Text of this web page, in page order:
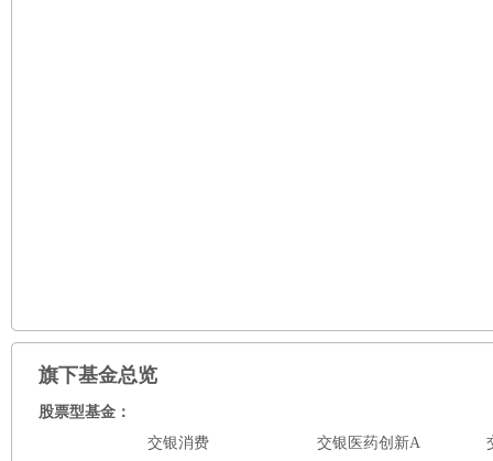
旗下基金总览
股票型基金：
交银消费
交银医药创新A